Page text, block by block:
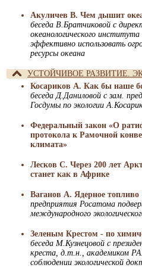
Акуличев В. Чем дышит
беседа В.Братчиковой с
океанологического
эффективно использовать
ресурсы океана
УСТОЙЧИВОЕ РАЗВИТИЕ.
Косариков А. Как бы наше
беседа Д.Даниловой с зам.
Госдумы по экологии
Федеральный закон «О
протокола к Рамочной
климата»
Лесков С. Через 200 лет
станет как в Африке
Ваганов А. Ядерное топливо
предприятия Росатома
международного
Зеленым Крестом - по
беседа М.Кузнецовой с
креста, д.т.н., академиком
соблюдении экологической